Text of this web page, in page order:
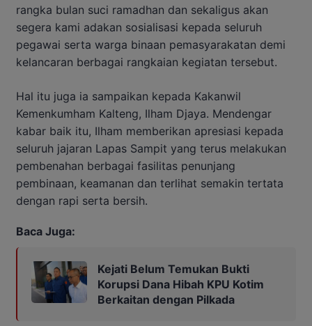
rangka bulan suci ramadhan dan sekaligus akan
segera kami adakan sosialisasi kepada seluruh
pegawai serta warga binaan pemasyarakatan demi
kelancaran berbagai rangkaian kegiatan tersebut.
Hal itu juga ia sampaikan kepada Kakanwil
Kemenkumham Kalteng, Ilham Djaya. Mendengar
kabar baik itu, Ilham memberikan apresiasi kepada
seluruh jajaran Lapas Sampit yang terus melakukan
pembenahan berbagai fasilitas penunjang
pembinaan, keamanan dan terlihat semakin tertata
dengan rapi serta bersih.
Baca Juga:
Kejati Belum Temukan Bukti
Korupsi Dana Hibah KPU Kotim
Berkaitan dengan Pilkada